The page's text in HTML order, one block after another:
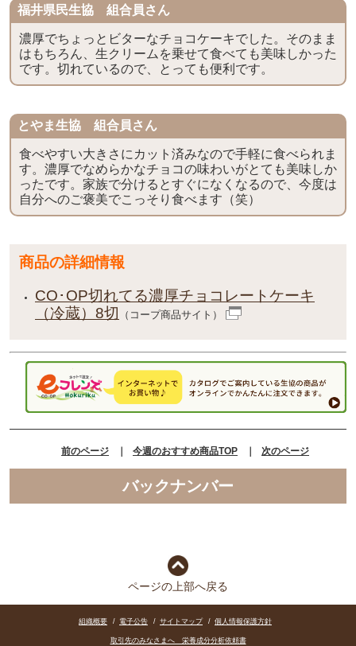
福井県民生協 組合員さん
濃厚でちょっとビターなチョコケーキでした。そのまま
はもちろん、生クリームを乗せて食べても美味しかった
です。切れているので、とっても便利です。
とやま生協 組合員さん
食べやすい大きさにカット済みなので手軽に食べられま
す。濃厚でなめらかなチョコの味わいがとても美味しか
ったです。家族で分けるとすぐになくなるので、今度は
自分へのご褒美でこっそり食べます（笑）
商品の詳細情報
CO･OP切れてる濃厚チョコレートケーキ
（冷蔵）8切
（コープ商品サイト）
前のページ 今週のおすすめ商品TOP 次のページ
バックナンバー
ページの上部へ戻る
組織概要 / 電子公告 / サイトマップ / 個人情報保護方針
取引先のみなさまへ 栄養成分分析依頼書